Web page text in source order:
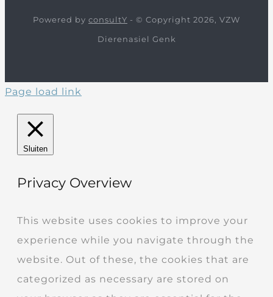
Powered by consultY - © Copyright 2026, VZW
Dierenasiel Genk
Page load link
Sluiten
Privacy Overview
This website uses cookies to improve your
experience while you navigate through the
website. Out of these, the cookies that are
categorized as necessary are stored on